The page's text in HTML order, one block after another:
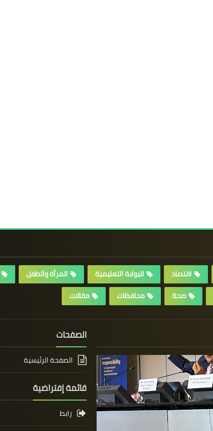
اقتصاد البوابة التعليمية المرأة والطفل
صحة محافظات مقالات
الصفحات
الصفحة الرئيسية
قائمة إفتراضية
رابط